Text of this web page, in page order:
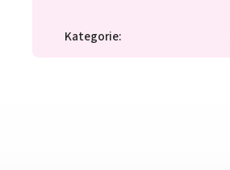
Kategorie: